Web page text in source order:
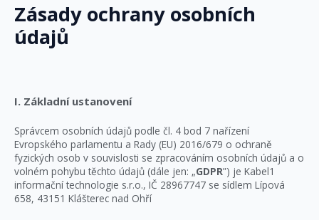
Zásady ochrany osobních
údajů
I. Základní ustanovení
Správcem osobních údajů podle čl. 4 bod 7 nařízení
Evropského parlamentu a Rady (EU) 2016/679 o ochraně
fyzických osob v souvislosti se zpracováním osobních údajů a o
volném pohybu těchto údajů (dále jen: „GDPR”) je Kabel1
informační technologie s.r.o., IČ 28967747 se sídlem Lípová
658, 43151 Klášterec nad Ohří